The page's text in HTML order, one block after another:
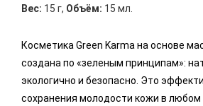
Вес: 15 г, Объём: 15 мл.
Косметика Green Karma на основе
создана по «зеленым принципам»:
экологично и безопасно. Это
сохранения молодости кожи в любом